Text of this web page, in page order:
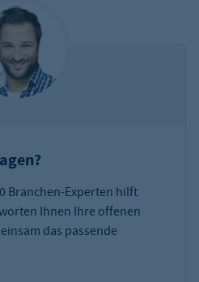
Branchen-Experten hilft
Ihnen Ihre offenen
das passende